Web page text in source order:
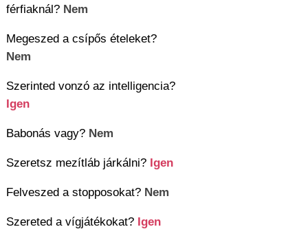
férfiaknál? Nem
Megeszed a csípős ételeket?
Nem
Szerinted vonzó az intelligencia?
Igen
Babonás vagy? Nem
Szeretsz mezítláb járkálni? Igen
Felveszed a stopposokat? Nem
Szereted a vígjátékokat? Igen